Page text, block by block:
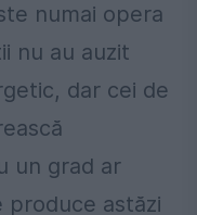
numai opera
nu au auzit
dar cei de
un grad ar
astăzi